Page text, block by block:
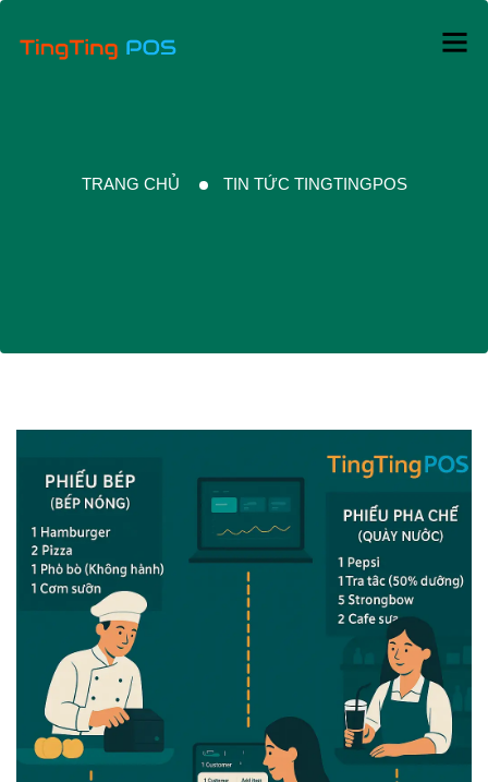
TRANG CHỦ TIN TỨC TINGTINGPOS